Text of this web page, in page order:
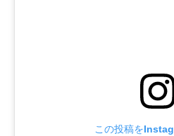
この投稿を